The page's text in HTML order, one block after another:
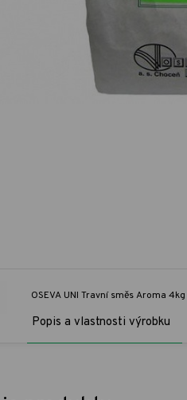
OSEVA UNI Travní směs Aroma
Popis a vlastnosti výrobku